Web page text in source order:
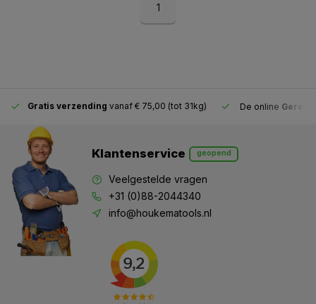
1
Gratis verzending vanaf € 75,00 (tot 31kg) De online
Klantenservice geopend
Veelgestelde vragen
+31 (0)88-2044340
info@houkematools.nl